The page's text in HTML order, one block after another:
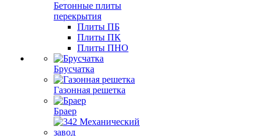
Бетонные плиты
перекрытия
Плиты ПБ
Плиты ПК
Плиты ПНО
Брусчатка
Газонная решетка
Браер